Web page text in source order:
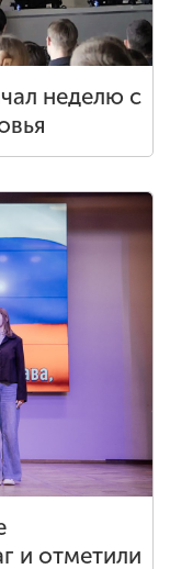
неделю с
и отметили